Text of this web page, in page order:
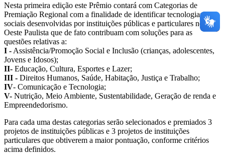
Nesta primeira edição este Prêmio contará com Categorias de
Premiação Regional com a finalidade de identificar tecnologias
sociais desenvolvidas por instituições públicas e particulares no
Oeste Paulista que de fato contribuam com soluções para as
questões relativas a:
I - Assistência/Promoção Social e Inclusão (crianças, adolescentes,
Jovens e Idosos);
II- Educação, Cultura, Esportes e Lazer;
III - Direitos Humanos, Saúde, Habitação, Justiça e Trabalho;
IV- Comunicação e Tecnologia;
V- Nutrição, Meio Ambiente, Sustentabilidade, Geração de renda e
Empreendedorismo.
Para cada uma destas categorias serão selecionados e premiados 3
projetos de instituições públicas e 3 projetos de instituições
particulares que obtiverem a maior pontuação, conforme critérios
acima definidos.